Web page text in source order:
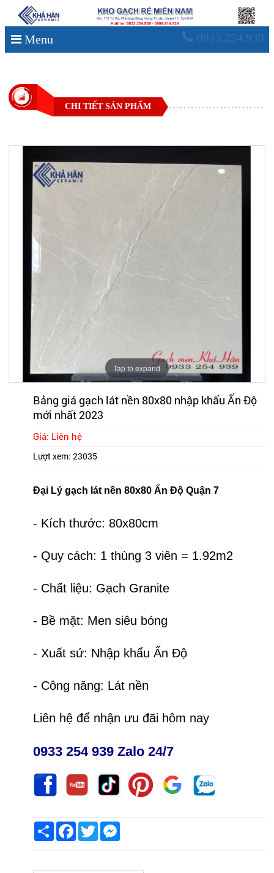
Menu 0933.254.939
CHI TIẾT SẢN PHẨM
Tap to expand
Bảng giá gạch lát nền 80x80 nhập khẩu Ấn Độ
mới nhất 2023
Giá: Liên hệ
Lượt xem: 23035
Đại Lý gạch lát nền 80x80 Ấn Độ Quận 7
- Kích thước: 80x80cm
- Quy cách: 1 thùng 3 viên = 1.92m2
- Chất liệu: Gạch Granite
- Bề mặt: Men siêu bóng
- Xuất sứ: Nhập khẩu Ấn Độ
- Công năng: Lát nền
Liên hệ để nhận ưu đãi hôm nay
0933 254 939 Zalo 24/7
Share Facebook
Twitter